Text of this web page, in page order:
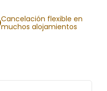
Cancelación flexible en
muchos alojamientos